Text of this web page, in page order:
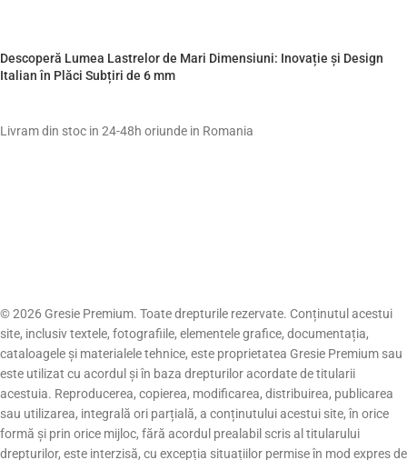
Descoperă Lumea Lastrelor de Mari Dimensiuni: Inovație și Design
Italian în Plăci Subțiri de 6 mm
Livram din stoc in 24-48h oriunde in Romania
© 2026 Gresie Premium. Toate drepturile rezervate. Conținutul acestui
site, inclusiv textele, fotografiile, elementele grafice, documentația,
cataloagele și materialele tehnice, este proprietatea Gresie Premium sau
este utilizat cu acordul și în baza drepturilor acordate de titularii
acestuia. Reproducerea, copierea, modificarea, distribuirea, publicarea
sau utilizarea, integrală ori parțială, a conținutului acestui site, în orice
formă și prin orice mijloc, fără acordul prealabil scris al titularului
drepturilor, este interzisă, cu excepția situațiilor permise în mod expres de